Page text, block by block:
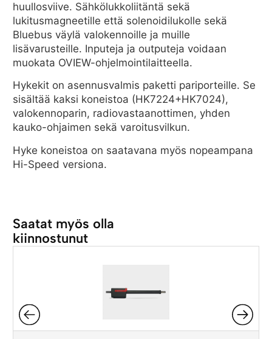
huullosviive. Sähkölukkoliitäntä sekä
lukitusmagneetille että solenoidilukolle sekä
Bluebus väylä valokennoille ja muille
lisävarusteille. Inputeja ja outputeja voidaan
muokata OVIEW-ohjelmointilaitteella.
Hykekit on asennusvalmis paketti pariporteille. Se
sisältää kaksi koneistoa (HK7224+HK7024),
valokennoparin, radiovastaanottimen, yhden
kauko-ohjaimen sekä varoitusvilkun.
Hyke koneistoa on saatavana myös nopeampana
Hi-Speed versiona.
Saatat myös olla
kiinnostunut